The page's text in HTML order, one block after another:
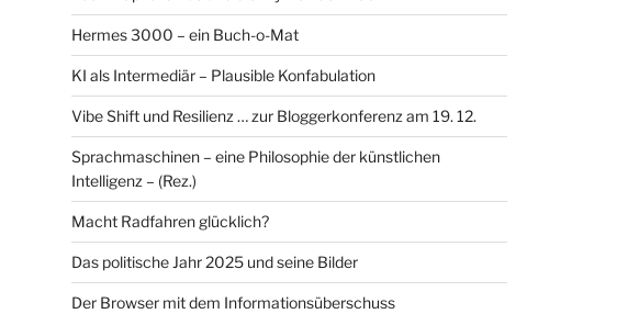
Hermes 3000 – ein Buch-o-Mat
KI als Intermediär – Plausible Konfabulation
Vibe Shift und Resilienz … zur Bloggerkonferenz am 19. 12.
Sprachmaschinen – eine Philosophie der künstlichen
Intelligenz – (Rez.)
Macht Radfahren glücklich?
Das politische Jahr 2025 und seine Bilder
Der Browser mit dem Informationsüberschuss